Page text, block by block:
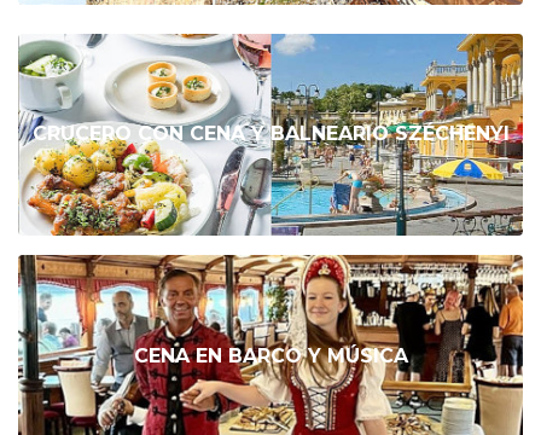
CRUCERO CON CENA Y BALNEARIO SZÉCHENYI
CENA EN BARCO Y MÚSICA